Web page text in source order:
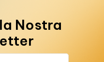
Nostra